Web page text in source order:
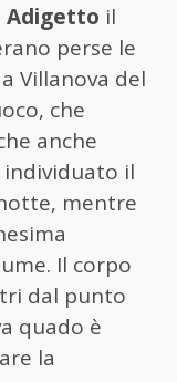
Adigetto il
perse le
Villanova del
che
anche
individuato il
mentre
Il corpo
dal punto
quado è
la